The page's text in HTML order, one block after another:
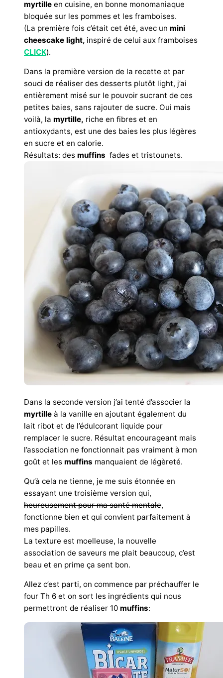
myrtille en cuisine, en bonne monomaniaque
bloquée sur les pommes et les framboises.
(La première fois c’était cet été, avec un mini
cheescake light, inspiré de celui aux framboises
CLICK).
Dans la première version de la recette et par
souci de réaliser des desserts plutôt light, j’ai
entièrement misé sur le pouvoir sucrant de ces
petites baies, sans rajouter de sucre. Oui mais
voilà, la myrtille, riche en fibres et en
antioxydants, est une des baies les plus légères
en sucre et en calorie.
Résultats: des muffins fades et tristounets.
Dans la seconde version j’ai tenté d’associer la
myrtille à la vanille en ajoutant également du
lait ribot et de l’édulcorant liquide pour
remplacer le sucre. Résultat encourageant mais
l’association ne fonctionnait pas vraiment à mon
goût et les muffins manquaient de légèreté.
Qu’à cela ne tienne, je me suis étonnée en
essayant une troisième version qui,
heureusement pour ma santé mentale,
fonctionne bien et qui convient parfaitement à
mes papilles.
La texture est moelleuse, la nouvelle
association de saveurs me plait beaucoup, c’est
beau et en prime ça sent bon.
Allez c’est parti, on commence par préchauffer le
four Th 6 et on sort les ingrédients qui nous
permettront de réaliser 10 muffins: